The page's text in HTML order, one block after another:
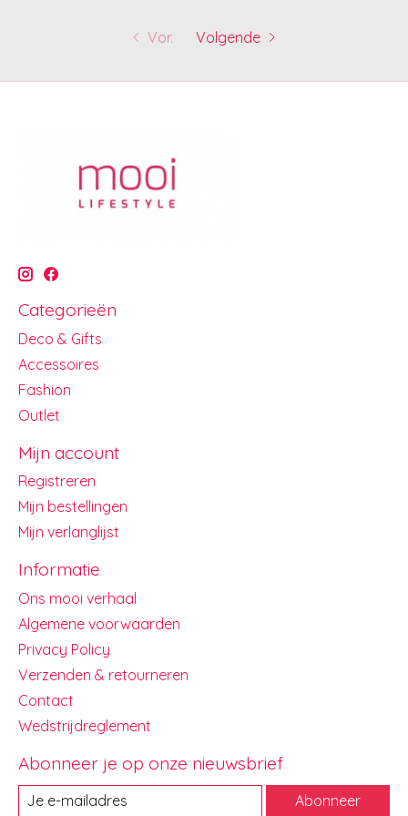
Vor. Volgende
Categorieën
Deco & Gifts
Accessoires
Fashion
Outlet
Mijn account
Registreren
Mijn bestellingen
Mijn verlanglijst
Informatie
Ons mooi verhaal
Algemene voorwaarden
Privacy Policy
Verzenden & retourneren
Contact
Wedstrijdreglement
Abonneer je op onze nieuwsbrief
Abonneer